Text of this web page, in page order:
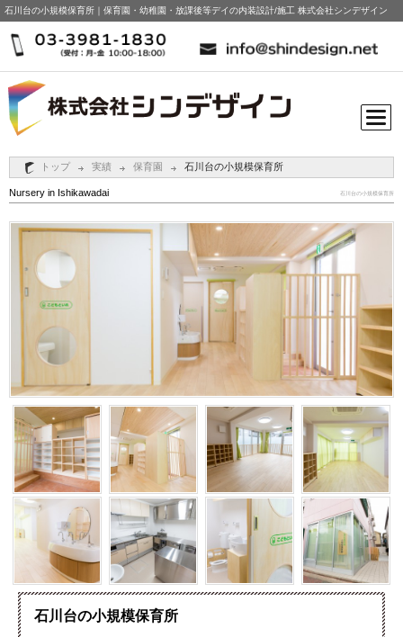
石川台の小規模保育所｜保育園・幼稚園・放課後等デイの内装設計/施工 株式会社シンデザイン
トップ 実績 保育園 石川台の小規模保育所
Nursery in Ishikawadai 石川台の小規模保育所
石川台の小規模保育所